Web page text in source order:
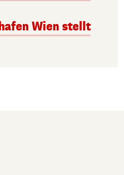
Wien stellt